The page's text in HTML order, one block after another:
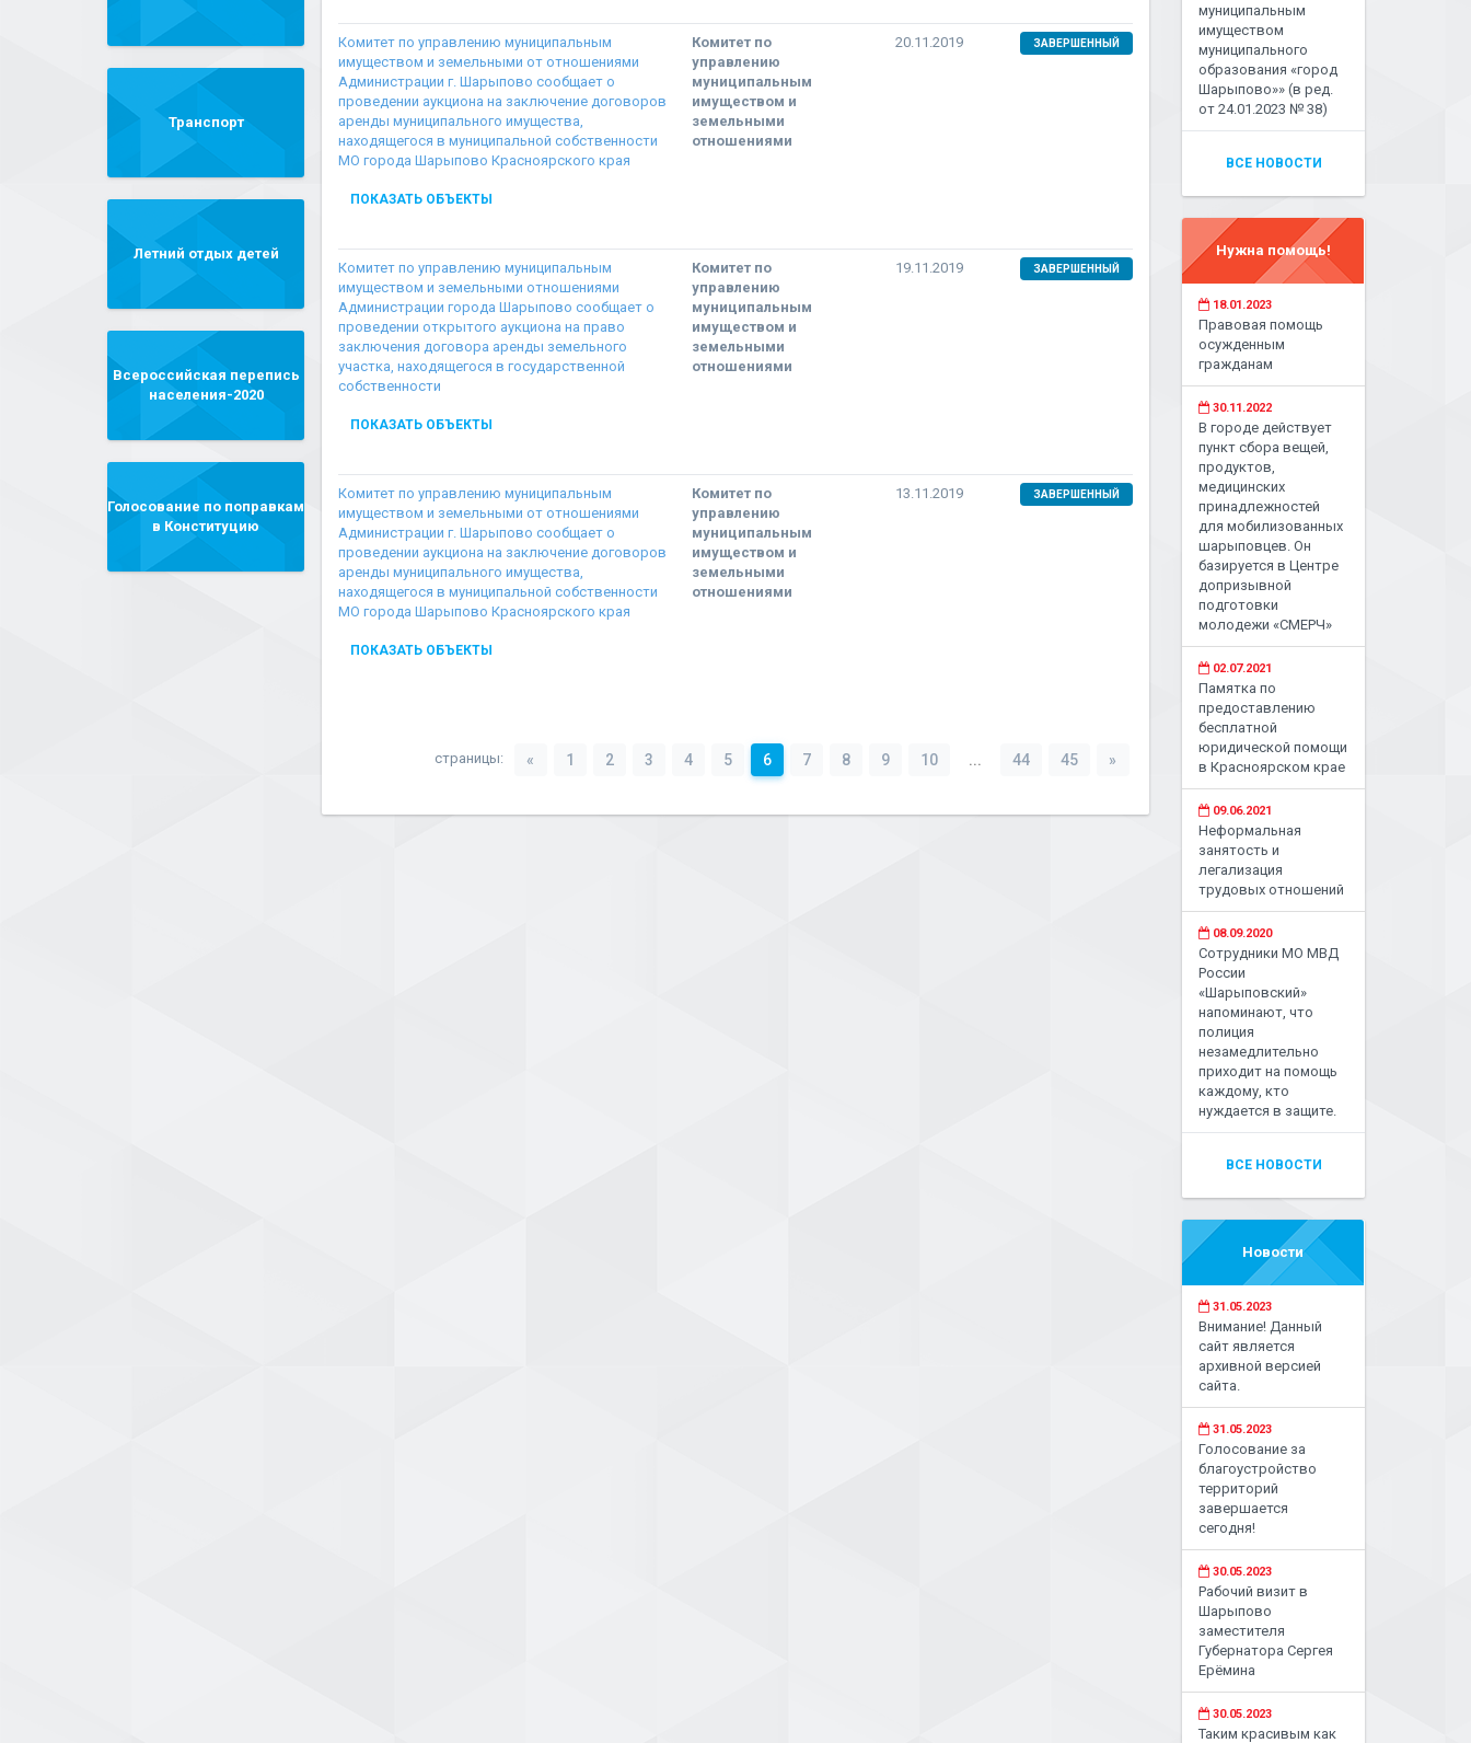
Транспорт
Летний отдых детей
Всероссийская перепись
населения-2020
Голосование по поправкам
в Конституцию
Комитет по управлению муниципальным
имуществом и земельными от отношениями
Администрации г. Шарыпово сообщает о
проведении аукциона на заключение договоров
аренды муниципального имущества,
находящегося в муниципальной собственности
МО города Шарыпово Красноярского края
ПОКАЗАТЬ ОБЪЕКТЫ
Комитет по
управлению
муниципальным
имуществом и
земельными
отношениями
20.11.2019 ЗАВЕРШЕННЫЙ
Комитет по управлению муниципальным
имуществом и земельными отношениями
Администрации города Шарыпово сообщает о
проведении открытого аукциона на право
заключения договора аренды земельного
участка, находящегося в государственной
собственности
ПОКАЗАТЬ ОБЪЕКТЫ
Комитет по
управлению
муниципальным
имуществом и
земельными
отношениями
19.11.2019 ЗАВЕРШЕННЫЙ
Комитет по управлению муниципальным
имуществом и земельными от отношениями
Администрации г. Шарыпово сообщает о
проведении аукциона на заключение договоров
аренды муниципального имущества,
находящегося в муниципальной собственности
МО города Шарыпово Красноярского края
ПОКАЗАТЬ ОБЪЕКТЫ
Комитет по
управлению
муниципальным
имуществом и
земельными
отношениями
13.11.2019 ЗАВЕРШЕННЫЙ
страницы: « 1 2 3 4 5 6 7 8 9 10 ... 44 45 »
муниципальным
имуществом
муниципального
образования «город
Шарыпово»» (в ред.
от 24.01.2023 № 38)
ВСЕ НОВОСТИ
Нужна помощь!
18.01.2023
Правовая помощь
осужденным
гражданам
30.11.2022
В городе действует
пункт сбора вещей,
продуктов,
медицинских
принадлежностей
для мобилизованных
шарыповцев. Он
базируется в Центре
допризывной
подготовки
молодежи «СМЕРЧ»
02.07.2021
Памятка по
предоставлению
бесплатной
юридической помощи
в Красноярском крае
09.06.2021
Неформальная
занятость и
легализация
трудовых отношений
08.09.2020
Сотрудники МО МВД
России
«Шарыповский»
напоминают, что
полиция
незамедлительно
приходит на помощь
каждому, кто
нуждается в защите.
ВСЕ НОВОСТИ
Новости
31.05.2023
Внимание! Данный
сайт является
архивной версией
сайта.
31.05.2023
Голосование за
благоустройство
территорий
завершается
сегодня!
30.05.2023
Рабочий визит в
Шарыпово
заместителя
Губернатора Сергея
Ерёмина
30.05.2023
Таким красивым как